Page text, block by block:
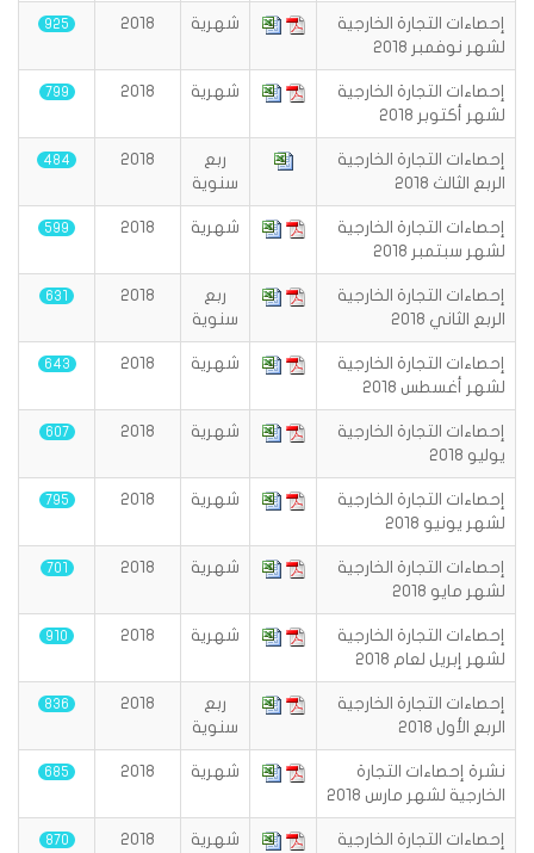
إحصاءات التجارة الخارجية
لشهر نوفمبر 2018
شهرية 2018
925
إحصاءات التجارة الخارجية
لشهر أكتوبر 2018
شهرية 2018
799
إحصاءات التجارة الخارجية
الربع الثالث 2018
ربع
سنوية
2018
484
إحصاءات التجارة الخارجية
لشهر سبتمبر 2018
شهرية 2018
599
إحصاءات التجارة الخارجية
الربع الثاني 2018
ربع
سنوية
2018
631
إحصاءات التجارة الخارجية
لشهر أغسطس 2018
شهرية 2018
643
إحصاءات التجارة الخارجية
يوليو 2018
شهرية 2018
607
إحصاءات التجارة الخارجية
لشهر يونيو 2018
شهرية 2018
795
إحصاءات التجارة الخارجية
لشهر مايو 2018
شهرية 2018
701
إحصاءات التجارة الخارجية
لشهر إبريل لعام 2018
شهرية 2018
910
إحصاءات التجارة الخارجية
الربع الأول 2018
ربع
سنوية
2018
836
نشرة إحصاءات التجارة
الخارجية لشهر مارس 2018
شهرية 2018
685
إحصاءات التجارة الخارجية
شهرية 2018
870